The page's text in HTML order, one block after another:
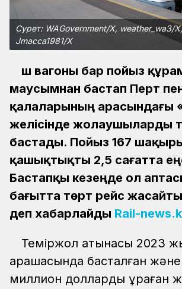
Сурет: WAGovernment/X, weather_wa3/
Jmacca1981/X
Үш вагоны бар пойыз
маусымнан бастап Перт
қалаларының арасындағы
желісінде жолаушыларды
бастады. Пойыз 167
қашықтықты 2,5 сағатта
Бастапқы кезеңде ол
бағытта төрт рейс
деп хабарлайды Rail-
Теміржол қатынасы 2023
қарашасында басталған және
миллион долларды құраған